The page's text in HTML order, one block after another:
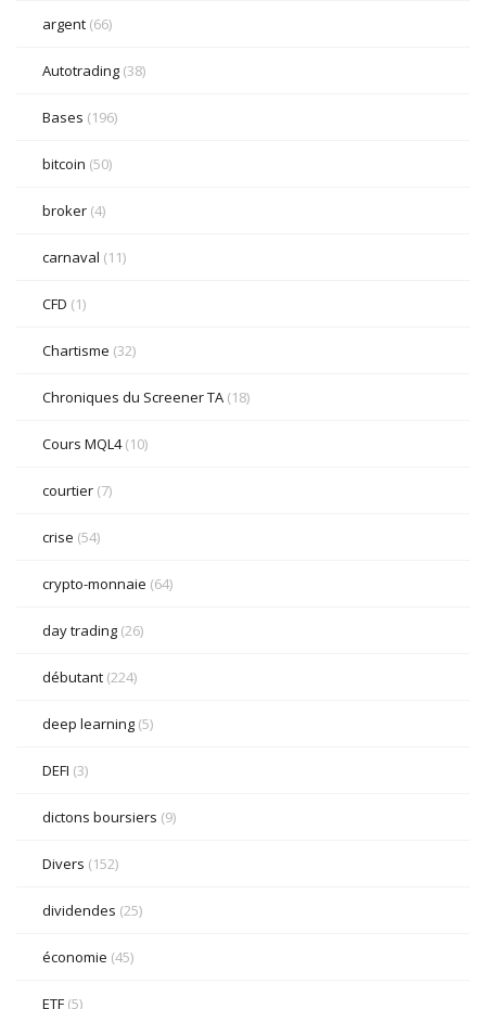
argent (66)
Autotrading (38)
Bases (196)
bitcoin (50)
broker (4)
carnaval (11)
CFD (1)
Chartisme (32)
Chroniques du Screener TA (18)
Cours MQL4(10)
courtier (7)
crise (54)
crypto-monnaie (64)
day trading (26)
débutant (224)
deep learning (5)
DEFI (3)
dictons boursiers (9)
Divers (152)
dividendes (25)
économie (45)
ETF (5)